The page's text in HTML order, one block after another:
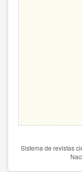
Sistema de revistas